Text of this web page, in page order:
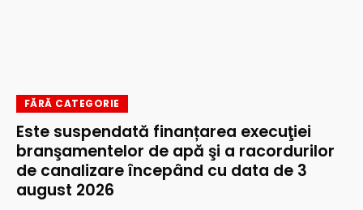
FĂRĂ CATEGORIE
Este suspendată finanțarea execuţiei
branşamentelor de apă şi a racordurilor
de canalizare începând cu data de 3
august 2026